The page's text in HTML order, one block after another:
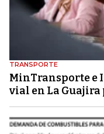
TRANSPORTE
MinTransporte e
vial en La Guajira